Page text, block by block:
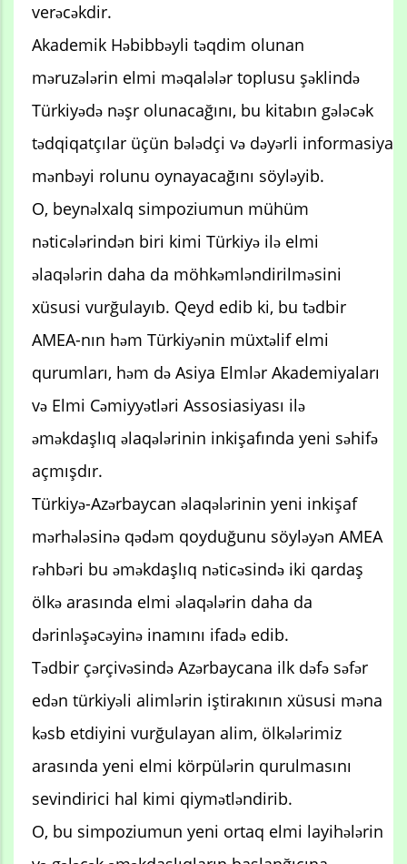
verəcəkdir.
Akademik Həbibbəyli təqdim olunan
məruzələrin elmi məqalələr toplusu şəklində
Türkiyədə nəşr olunacağını, bu kitabın gələcək
tədqiqatçılar üçün bələdçi və dəyərli informasiya
mənbəyi rolunu oynayacağını söyləyib.
O, beynəlxalq simpoziumun mühüm
nəticələrindən biri kimi Türkiyə ilə elmi
əlaqələrin daha da möhkəmləndirilməsini
xüsusi vurğulayıb. Qeyd edib ki, bu tədbir
AMEA-nın həm Türkiyənin müxtəlif elmi
qurumları, həm də Asiya Elmlər Akademiyaları
və Elmi Cəmiyyətləri Assosiasiyası ilə
əməkdaşlıq əlaqələrinin inkişafında yeni səhifə
açmışdır.
Türkiyə-Azərbaycan əlaqələrinin yeni inkişaf
mərhələsinə qədəm qoyduğunu söyləyən AMEA
rəhbəri bu əməkdaşlıq nəticəsində iki qardaş
ölkə arasında elmi əlaqələrin daha da
dərinləşəcəyinə inamını ifadə edib.
Tədbir çərçivəsində Azərbaycana ilk dəfə səfər
edən türkiyəli alimlərin iştirakının xüsusi məna
kəsb etdiyini vurğulayan alim, ölkələrimiz
arasında yeni elmi körpülərin qurulmasını
sevindirici hal kimi qiymətləndirib.
O, bu simpoziumun yeni ortaq elmi layihələrin